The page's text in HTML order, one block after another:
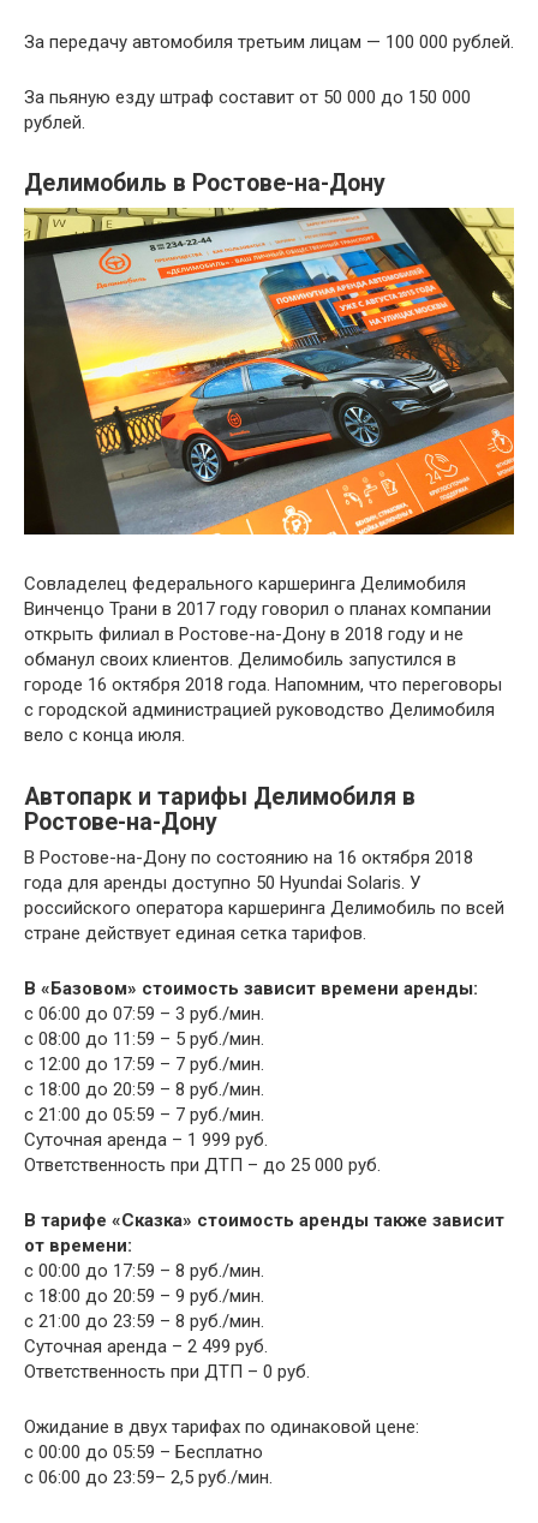
За передачу автомобиля третьим лицам — 100 000 рублей.
За пьяную езду штраф составит от 50 000 до 150 000
рублей.
Делимобиль в Ростове-на-Дону
Совладелец федерального каршеринга Делимобиля
Винченцо Трани в 2017 году говорил о планах компании
открыть филиал в Ростове-на-Дону в 2018 году и не
обманул своих клиентов. Делимобиль запустился в
городе 16 октября 2018 года. Напомним, что переговоры
с городской администрацией руководство Делимобиля
вело с конца июля.
Автопарк и тарифы Делимобиля в
Ростове-на-Дону
В Ростове-на-Дону по состоянию на 16 октября 2018
года для аренды доступно 50 Hyundai Solaris. У
российского оператора каршеринга Делимобиль по всей
стране действует единая сетка тарифов.
В «Базовом» стоимость зависит времени аренды:
с 06:00 до 07:59 – 3 руб./мин.
с 08:00 до 11:59 – 5 руб./мин.
с 12:00 до 17:59 – 7 руб./мин.
с 18:00 до 20:59 – 8 руб./мин.
с 21:00 до 05:59 – 7 руб./мин.
Суточная аренда – 1 999 руб.
Ответственность при ДТП – до 25 000 руб.
В тарифе «Сказка» стоимость аренды также зависит
от времени:
с 00:00 до 17:59 – 8 руб./мин.
с 18:00 до 20:59 – 9 руб./мин.
с 21:00 до 23:59 – 8 руб./мин.
Суточная аренда – 2 499 руб.
Ответственность при ДТП – 0 руб.
Ожидание в двух тарифах по одинаковой цене:
с 00:00 до 05:59 – Бесплатно
с 06:00 до 23:59– 2,5 руб./мин.